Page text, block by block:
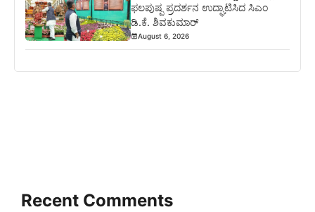
ಫಲಪುಷ್ಪ ಪ್ರದರ್ಶನ ಉದ್ಘಾಟಿಸಿದ ಸಿಎಂ
ಡಿ.ಕೆ. ಶಿವಕುಮಾರ್
August 6, 2026
Recent Comments